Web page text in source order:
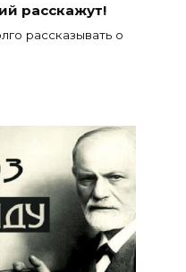
расскажут!
рассказывать о